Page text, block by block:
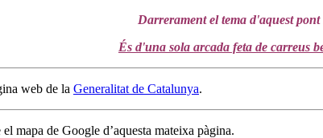
Darrerament el tema d'aquest
És d'una sola arcada feta de carreus
web de la Generalitat de Catalunya.
el mapa de Google d’aquesta mateixa pàgina.